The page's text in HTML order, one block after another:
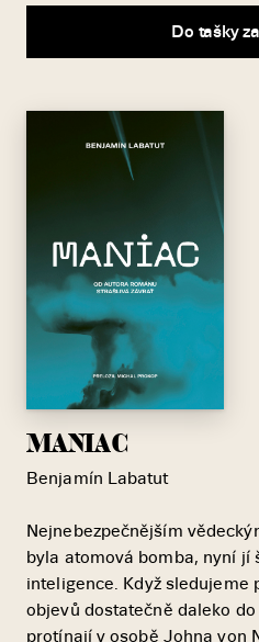
Do tašky
MANIAC
Benjamín Labatut
Nejnebezpečnějším
byla atomová bomba, nyní jí
inteligence. Když sledujeme
objevů dostatečně daleko
protínají v osobě Johna von